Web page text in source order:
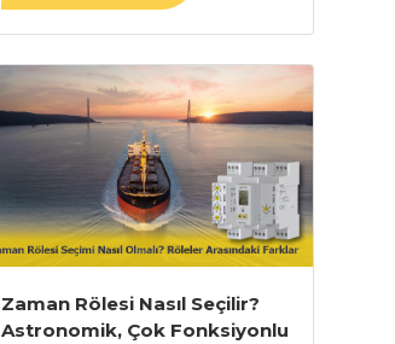
Zaman Rölesi Nasıl Seçilir?
Astronomik, Çok Fonksiyonlu